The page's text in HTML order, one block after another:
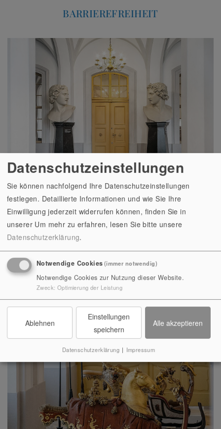
BARRIEREFREIHEIT
ÖFFNUNGSZEITEN
VERANSTALTUNGEN
Datenschutzeinstellungen
Sie können nachfolgend Ihre Datenschutzeinstellungen
festlegen. Detaillierte Informationen und wie Sie Ihre
Einwilligung jederzeit widerrufen können, finden Sie in
unserer Um mehr zu erfahren, lesen Sie bitte unsere
Datenschutzerklärung.
Notwendige Cookies(immer notwendig)
Notwendige Cookies zur Nutzung dieser Website.
Zweck: Optimierung der Leistung
Ablehnen
Einstellungen
speichern
Alle akzeptieren
Datenschutzerklärung | Impressum